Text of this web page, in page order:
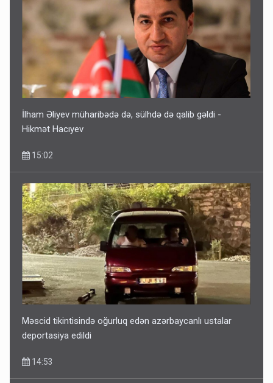
İlham Əliyev müharibədə də, sülhdə də qalib gəldi -
Hikmət Hacıyev
15:02
Məscid tikintisində oğurluq edən azərbaycanlı ustalar
deportasiya edildi
14:53